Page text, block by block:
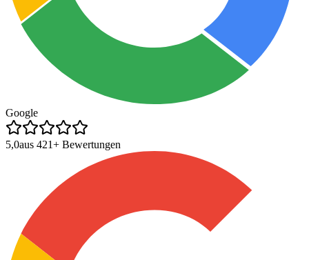
Google
5,0aus 421+ Bewertungen